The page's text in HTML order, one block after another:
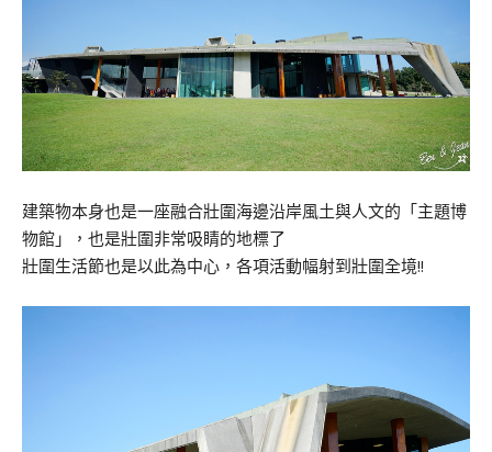
建築物本身也是一座融合壯圍海邊沿岸風土與人文的「主題博
物館」，也是壯圍非常吸睛的地標了
壯圍生活節也是以此為中心，各項活動幅射到壯圍全境!!